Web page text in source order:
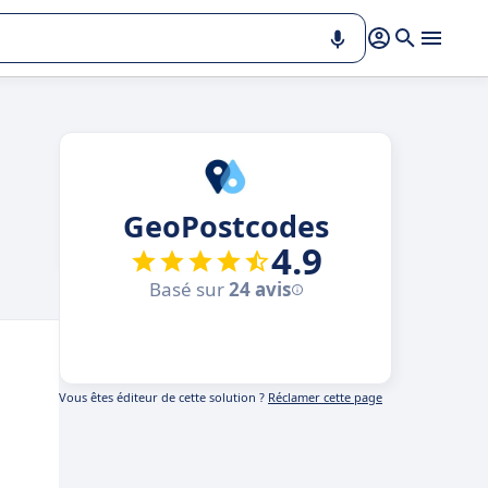
GeoPostcodes
4.9
Basé sur24 avis
Vous êtes éditeur de cette solution ? Réclamer cette page